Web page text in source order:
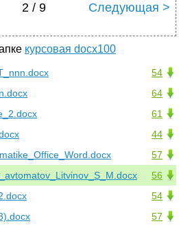
2 / 9 Следующая >
курсовая docx100
54
64
61
44
57
56
54
57